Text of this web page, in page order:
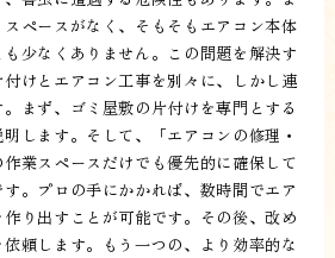
ペースがなく、そもそもエアコン本体
少なくありません。この問題を解決す
けとエアコン工事を別々に、しかし連
まず、ゴミ屋敷の片付けを専門とする
します。そして、「エアコンの修理・
業スペースだけでも優先的に確保して
。プロの手にかかれば、数時間でエア
り出すことが可能です。その後、改め
頼します。もう一つの、より効率的な